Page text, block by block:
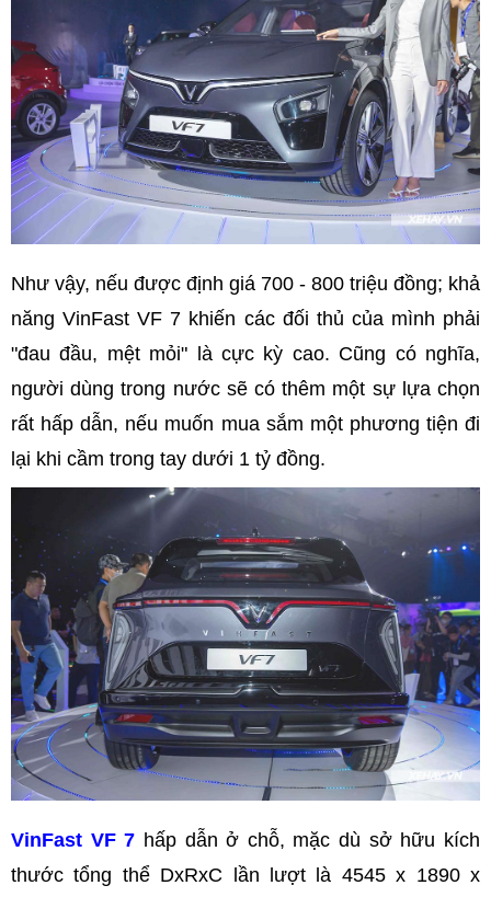
Như vậy, nếu được định giá 700 - 800 triệu đồng; khả
năng VinFast VF 7 khiến các đối thủ của mình phải
"đau đầu, mệt mỏi" là cực kỳ cao. Cũng có nghĩa,
người dùng trong nước sẽ có thêm một sự lựa chọn
rất hấp dẫn, nếu muốn mua sắm một phương tiện đi
lại khi cầm trong tay dưới 1 tỷ đồng.
VinFast VF 7 hấp dẫn ở chỗ, mặc dù sở hữu kích
thước tổng thể DxRxC lần lượt là 4545 x 1890 x